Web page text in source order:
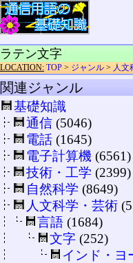
ラテン文字
LOCATION: TOP > ジャンル > 人文
関連ジャンル
基礎知識
通信 (5046)
電話 (1645)
電子計算機 (6561)
技術・工学 (2399)
自然科学 (8649)
人文科学・芸術
言語 (1684)
文字 (252)
インド・ヨ